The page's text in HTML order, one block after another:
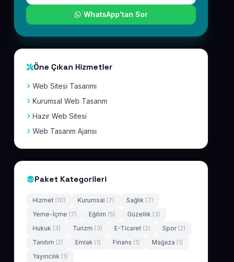
WhatsApp'tan Sor
Öne Çıkan Hizmetler
Web Sitesi Tasarımı
Kurumsal Web Tasarım
Hazır Web Sitesi
Web Tasarım Ajansı
Paket Kategorileri
Hizmet (10) Kurumsal (7) Sağlık (7)
Yeme-İçme (7) Eğitim (5) Güzellik (3)
Hukuk (3) Turizm (3) E-Ticaret (2) Spor (2)
Tanıtım (2) Emlak (1) Finans (1) Mağaza (1)
Yayıncılık (1)